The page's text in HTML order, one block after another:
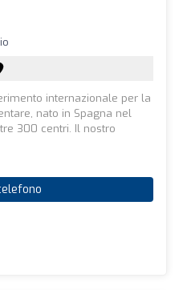
internazionale per la
nato in Spagna nel
300 centri. Il nostro